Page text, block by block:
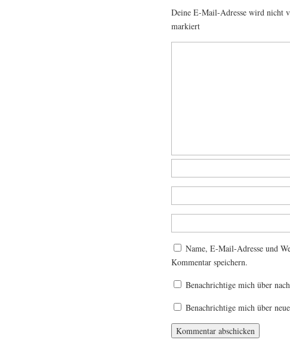
Deine E-Mail-Adresse wird nicht
markiert
Name, E-Mail-Adresse und
Kommentar speichern.
Benachrichtige mich über
Benachrichtige mich über